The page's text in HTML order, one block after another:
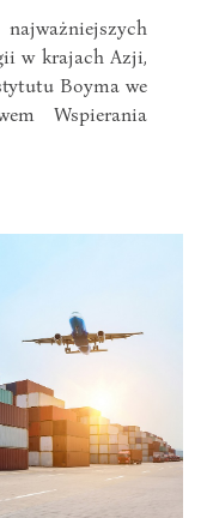
w krajach Azji,
Boyma we
Wspierania